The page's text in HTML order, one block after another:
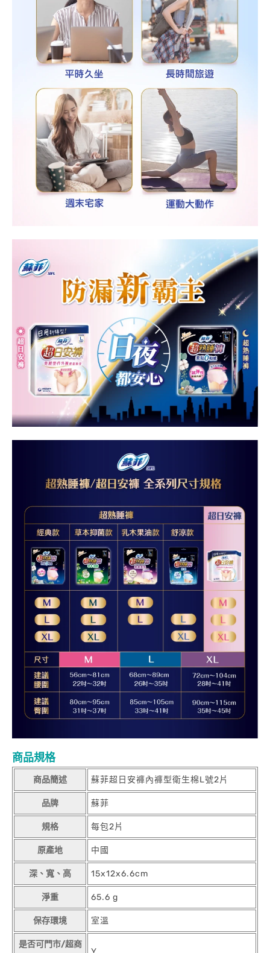
商品規格
商品簡述 蘇菲超日安褲內褲型衛生棉L號2片
品牌 蘇菲
規格 每包2片
原產地 中國
深、寬、高 15x12x6.6cm
淨重 65.6 g
保存環境 室溫
是否可門市/超商